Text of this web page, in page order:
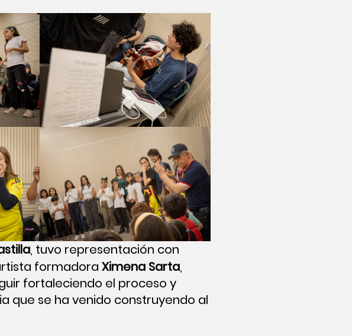
, tuvo representación con
formadora Ximena Sarta,
fortaleciendo el proceso y
que se ha venido construyendo al